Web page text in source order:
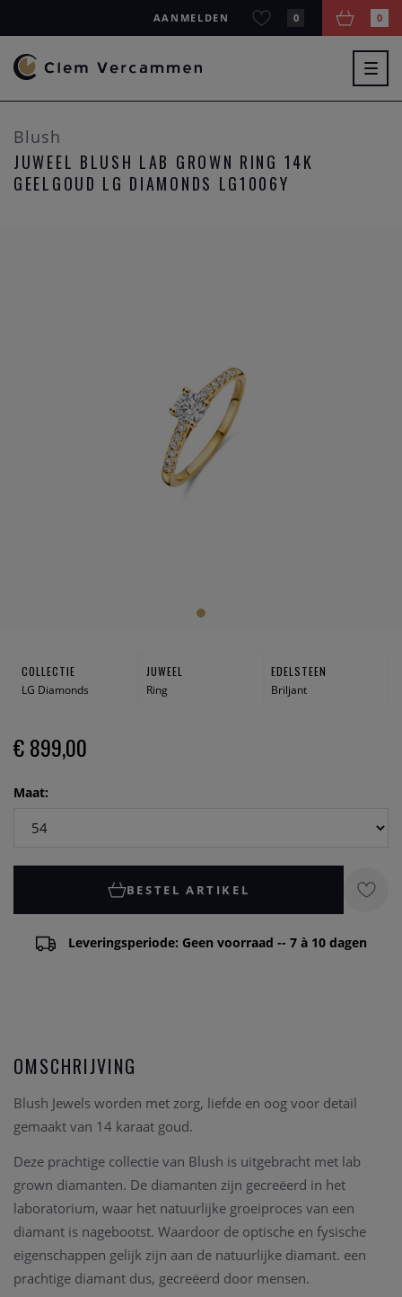
AANMELDEN 0 0
Blush
JUWEEL BLUSH LAB GROWN RING 14K
GEELGOUD LG DIAMONDS LG1006Y
COLLECTIE
LG Diamonds
JUWEEL
Ring
EDELSTEEN
Briljant
€ 899,00
Maat:
BESTEL ARTIKEL
Leveringsperiode: Geen voorraad -- 7 à 10 dagen
OMSCHRIJVING
Blush Jewels worden met zorg, liefde en oog voor detail
gemaakt van 14 karaat goud.
Deze prachtige collectie van Blush is uitgebracht met lab
grown diamanten. De diamanten zijn gecreëerd in het
laboratorium, waar het natuurlijke groeiproces van een
diamant is nagebootst. Waardoor de optische en fysische
eigenschappen gelijk zijn aan de natuurlijke diamant. een
prachtige diamant dus, gecreëerd door mensen.